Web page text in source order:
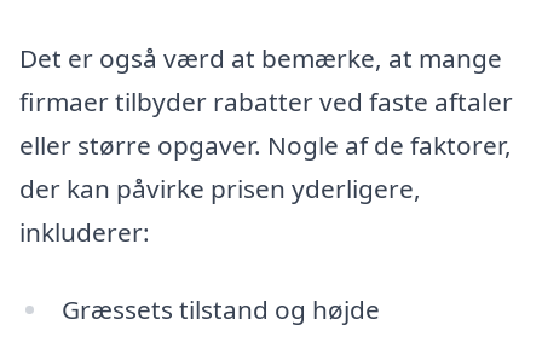
Det er også værd at bemærke, at mange
firmaer tilbyder rabatter ved faste aftaler
eller større opgaver. Nogle af de faktorer,
der kan påvirke prisen yderligere,
inkluderer:
Græssets tilstand og højde